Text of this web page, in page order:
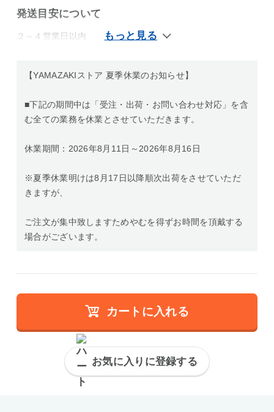
発送目安について
２～４営業日以内
【YAMAZAKIストア 夏季休業のお知らせ】
■下記の期間中は「受注・出荷・お問い合わせ対応」を含
む全ての業務を休業とさせていただきます。
休業期間：2026年8月11日～2026年8月16日
※夏季休業明けは8月17日以降順次出荷をさせていただ
きますが、
ご注文が集中致しますためやむを得ずお時間を頂戴する
場合がございます。
カートに入れる
お気に入りに登録する